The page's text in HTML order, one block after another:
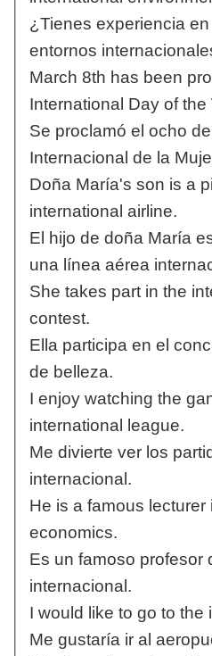
¿Tienes experiencia
entornos
March 8th has been
International Day of the
Se proclamó el ocho
Internacional de la
Doña María's son is a
international airline.
El hijo de doña María
una línea aérea
She takes part in the
contest.
Ella participa en el
de belleza.
I enjoy watching the
international league.
Me divierte ver los
internacional.
He is a famous lecturer
economics.
Es un famoso profesor
internacional.
I would like to go to the
Me gustaría ir al